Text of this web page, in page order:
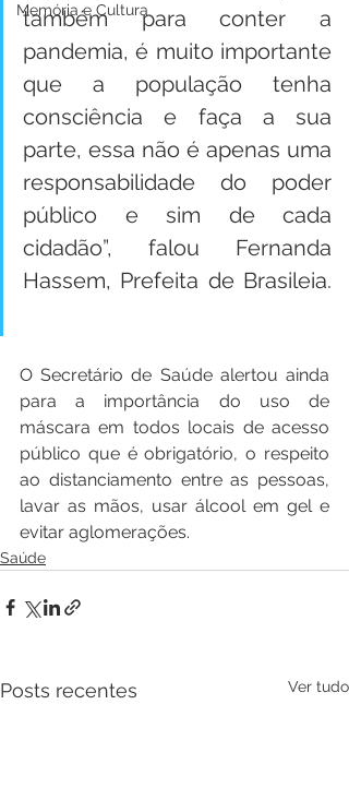
Memória e Cultura
também para conter a
pandemia, é muito importante
que a população tenha
consciência e faça a sua
parte, essa não é apenas uma
responsabilidade do poder
público e sim de cada
cidadão”, falou Fernanda
Hassem, Prefeita de Brasileia.
O Secretário de Saúde alertou ainda
para a importância do uso de
máscara em todos locais de acesso
público que é obrigatório, o respeito
ao distanciamento entre as pessoas,
lavar as mãos, usar álcool em gel e
evitar aglomerações.
Saúde
Posts recentes Ver tudo